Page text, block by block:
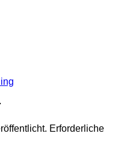
Erforderliche